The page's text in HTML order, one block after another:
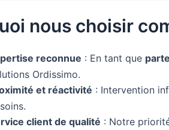
nous choisir
reconnue : En tant que
Ordissimo.
et réactivité : Intervention
client de qualité : Notre